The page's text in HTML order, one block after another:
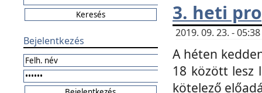
Bejelentkezés
3. heti
2019. 09. 23. -
A héten
18 között lesz
kötelező